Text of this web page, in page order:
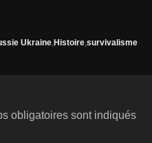
Ukraine Histoire survivalisme
obligatoires sont indiqués